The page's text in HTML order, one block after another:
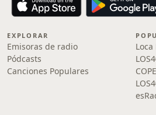
EXPLORAR
Emisoras de radio
Pódcasts
Canciones Populares
Loca